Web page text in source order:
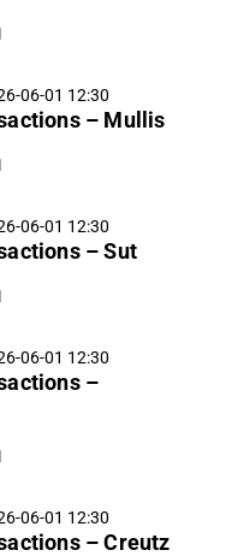
06-01 12:30
– Mullis
06-01 12:30
– Sut
06-01 12:30
–
06-01 12:30
– Creutz